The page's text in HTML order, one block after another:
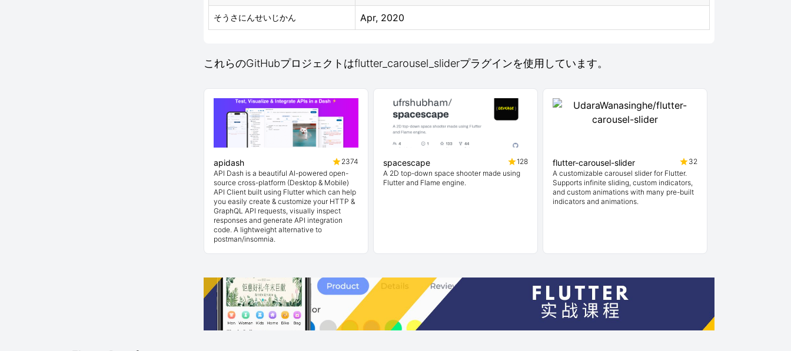
そうさにんせいじかん Apr, 2020
これらのGitHubプロジェクトはflutter_carousel_sliderプラグインを使用しています。
apidash
2374
API Dash is a beautiful AI-powered open-
source cross-platform (Desktop & Mobile)
API Client built using Flutter which can help
you easily create & customize your HTTP &
GraphQL API requests, visually inspect
responses and generate API integration
code. A lightweight alternative to
postman/insomnia.
spacescape
128
A 2D top-down space shooter made using
Flutter and Flame engine.
flutter-carousel-slider
32
A customizable carousel slider for Flutter.
Supports infinite sliding, custom indicators,
and custom animations with many pre-built
indicators and animations.